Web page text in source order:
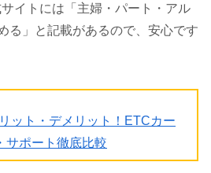
イトには「主婦・パート・アル
る」と記載があるので、安心です
ット・デメリット！ETCカー
サポート徹底比較